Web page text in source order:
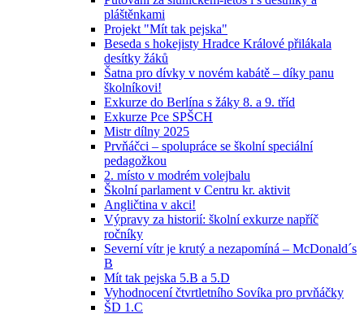
pláštěnkami
Projekt "Mít tak pejska"
Beseda s hokejisty Hradce Králové přilákala
desítky žáků
Šatna pro dívky v novém kabátě – díky panu
školníkovi!
Exkurze do Berlína s žáky 8. a 9. tříd
Exkurze Pce SPŠCH
Mistr dílny 2025
Prvňáčci – spolupráce se školní speciální
pedagožkou
2. místo v modrém volejbalu
Školní parlament v Centru kr. aktivit
Angličtina v akci!
Výpravy za historií: školní exkurze napříč
ročníky
Severní vítr je krutý a nezapomíná – McDonald´s
B
Mít tak pejska 5.B a 5.D
Vyhodnocení čtvrtletního Sovíka pro prvňáčky
ŠD 1.C